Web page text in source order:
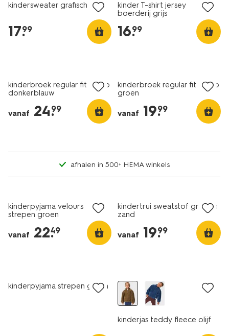
kindersweater grafisch geel
17.
99
kinder T-shirt jersey
boerderij grijs
16.
99
kinderbroek regular fit cargo
donkerblauw
vanaf 24.
99
kinderbroek regular fit cargo
groen
vanaf 19.
99
afhalen in 500+ HEMA winkels
kinderpyjama velours
strepen groen
vanaf 22.
49
kindertrui sweatstof grafisch
zand
vanaf 19.
99
kinderpyjama strepen groen
kinderjas teddy fleece olijf